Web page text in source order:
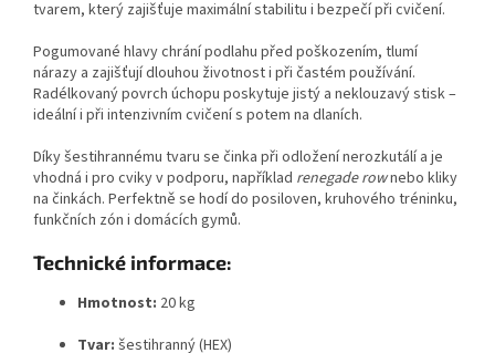
tvarem, který zajišťuje maximální stabilitu i bezpečí při cvičení.
Pogumované hlavy chrání podlahu před poškozením, tlumí
nárazy a zajišťují dlouhou životnost i při častém používání.
Radélkovaný povrch úchopu poskytuje jistý a neklouzavý stisk –
ideální i při intenzivním cvičení s potem na dlaních.
Díky šestihrannému tvaru se činka při odložení nerozkutálí a je
vhodná i pro cviky v podporu, například renegade rownebo kliky
na činkách. Perfektně se hodí do posiloven, kruhového tréninku,
funkčních zón i domácích gymů.
Technické informace:
Hmotnost: 20 kg
Tvar: šestihranný (HEX)